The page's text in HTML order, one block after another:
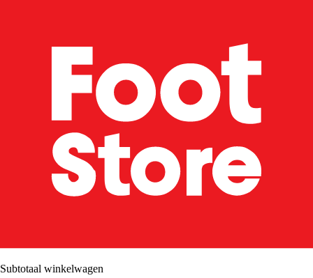
Subtotaal winkelwagen